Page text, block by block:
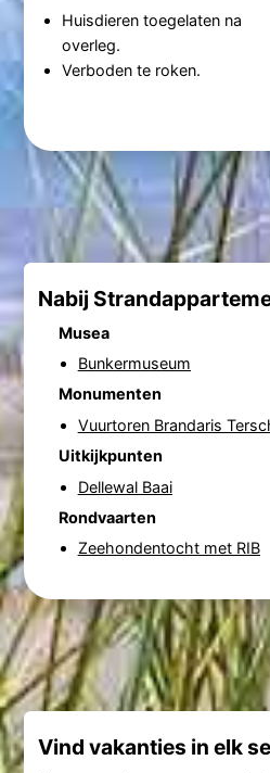
Huisdieren toegelaten na
overleg.
Verboden te roken.
Nabij
Musea
Bunkermuseum
Monumenten
Vuurtoren Brandaris
Uitkijkpunten
Dellewal Baai
Rondvaarten
Zeehondentocht met RIB
Vind vakanties in elk